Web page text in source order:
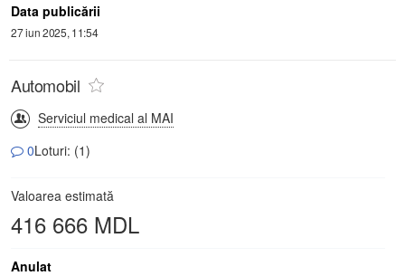
Data publicării
27 iun 2025, 11:54
Automobil
Serviciul medical al MAI
0Loturi: (1)
Valoarea estimată
416 666 MDL
Anulat